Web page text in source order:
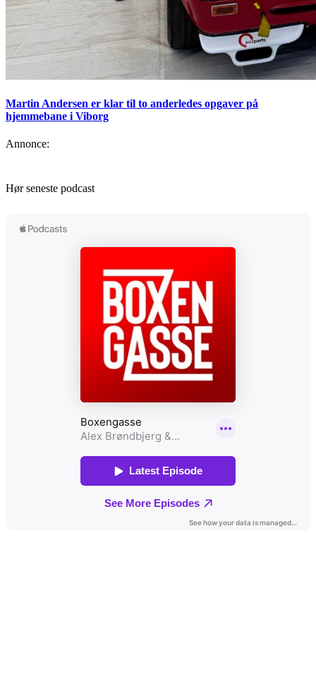
Martin Andersen er klar til to anderledes opgaver på
hjemmebane i Viborg
Annonce:
Hør seneste podcast